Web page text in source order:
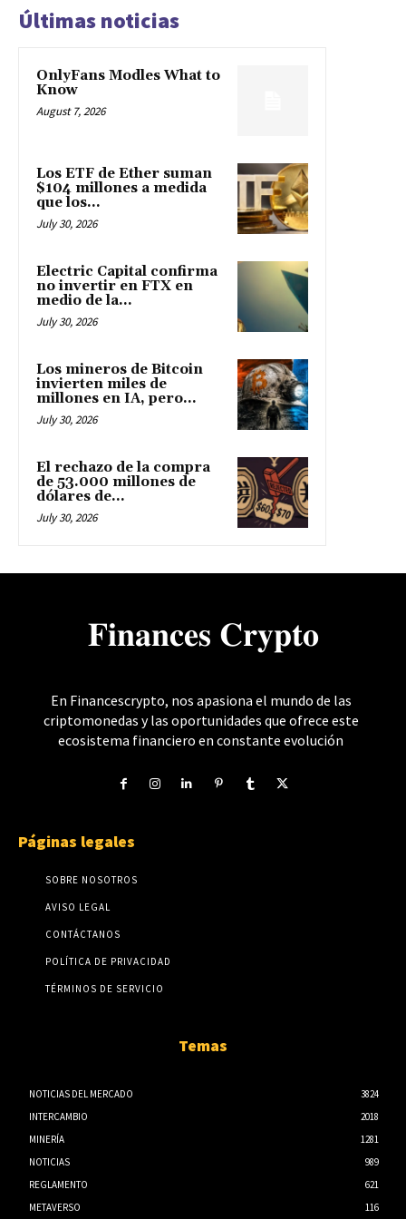
Últimas noticias
OnlyFans Modles What to
Know
August 7, 2026
Los ETF de Ether suman
$104 millones a medida
que los...
July 30, 2026
Electric Capital confirma
no invertir en FTX en
medio de la...
July 30, 2026
Los mineros de Bitcoin
invierten miles de
millones en IA, pero...
July 30, 2026
El rechazo de la compra
de 53.000 millones de
dólares de...
July 30, 2026
𝐅𝐢𝐧𝐚𝐧𝐜𝐞𝐬 𝐂𝐫𝐲𝐩𝐭𝐨
En Financescrypto, nos apasiona el mundo de las
criptomonedas y las oportunidades que ofrece este
ecosistema financiero en constante evolución
Páginas legales
SOBRE NOSOTROS
AVISO LEGAL
CONTÁCTANOS
POLÍTICA DE PRIVACIDAD
TÉRMINOS DE SERVICIO
Temas
NOTICIAS DEL MERCADO
3824
INTERCAMBIO
2018
MINERÍA
1281
NOTICIAS
989
REGLAMENTO
621
METAVERSO
116